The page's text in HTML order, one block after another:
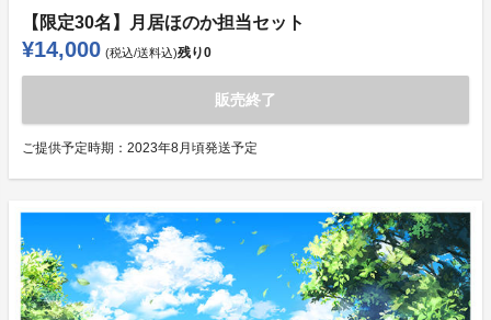
【限定30名】月居ほのか担当セット
¥14,000 (税込/送料込)残り0
販売終了
ご提供予定時期： 2023年8月頃発送予定